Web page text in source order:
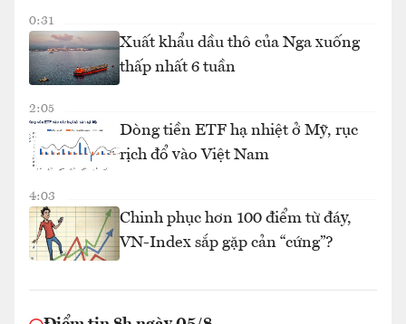
0:31
Xuất khẩu dầu thô của Nga xuống
thấp nhất 6 tuần
2:05
Dòng tiền ETF hạ nhiệt ở Mỹ, rục
rịch đổ vào Việt Nam
4:03
Chinh phục hơn 100 điểm từ đáy,
VN-Index sắp gặp cản “cứng”?